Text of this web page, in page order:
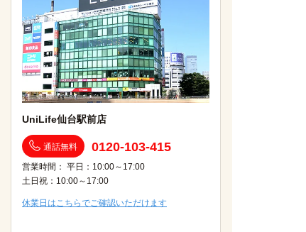
UniLife仙台駅前店
通話無料 0120-103-415
営業時間： 平日：10:00～17:00
土日祝：10:00～17:00
休業日はこちらでご確認いただけます